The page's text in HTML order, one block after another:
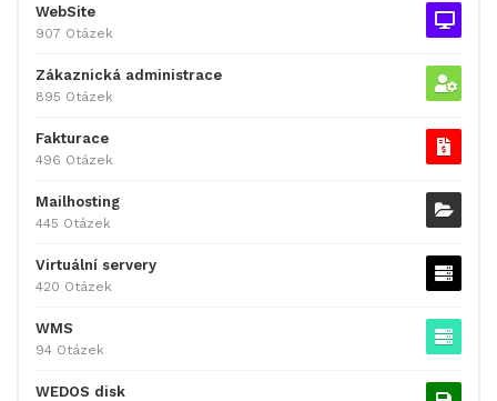
WebSite
907 Otázek
Zákaznická administrace
895 Otázek
Fakturace
496 Otázek
Mailhosting
445 Otázek
Virtuální servery
420 Otázek
WMS
94 Otázek
WEDOS disk